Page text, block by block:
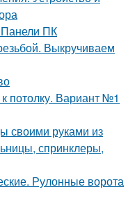
Панели ПК
Выкручиваем
потолку. Вариант №1
своими руками из
спринклеры,
Рулонные ворота